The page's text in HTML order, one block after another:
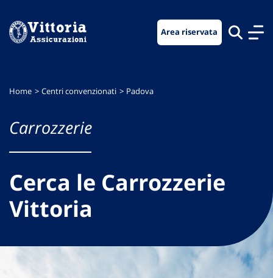
menu
contenuto
footer
Area riservata
Home Centri convenzionati Padova
Carrozzerie
Cerca le Carrozzerie
Vittoria